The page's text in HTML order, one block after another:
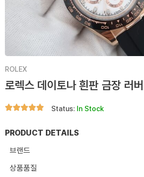
ROLEX
로렉스 데이토나 흰판 금장 러버
Status: In Stock
PRODUCT DETAILS
브랜드
상품품질